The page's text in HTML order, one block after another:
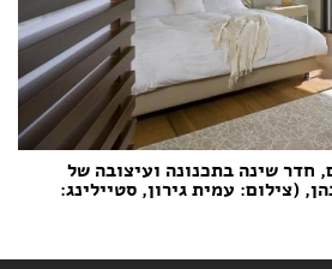
חדר שינה בתכנונה ועיצובה של
(צילום: עמית גירון, סטיילינג: